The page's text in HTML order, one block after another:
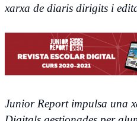
xarxa de diaris dirigits i
Junior Report impulsa una